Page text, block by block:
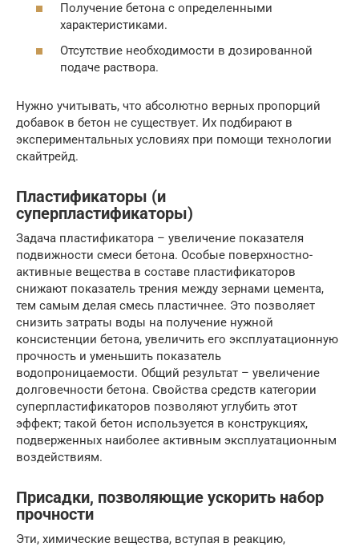
Получение бетона с определенными
характеристиками.
Отсутствие необходимости в дозированной
подаче раствора.
Нужно учитывать, что абсолютно верных пропорций
добавок в бетон не существует. Их подбирают в
экспериментальных условиях при помощи технологии
скайтрейд.
Пластификаторы (и
суперпластификаторы)
Задача пластификатора – увеличение показателя
подвижности смеси бетона. Особые поверхностно-
активные вещества в составе пластификаторов
снижают показатель трения между зернами цемента,
тем самым делая смесь пластичнее. Это позволяет
снизить затраты воды на получение нужной
консистенции бетона, увеличить его эксплуатационную
прочность и уменьшить показатель
водопроницаемости. Общий результат – увеличение
долговечности бетона. Свойства средств категории
суперпластификаторов позволяют углубить этот
эффект; такой бетон используется в конструкциях,
подверженных наиболее активным эксплуатационным
воздействиям.
Присадки, позволяющие ускорить набор
прочности
Эти, химические вещества, вступая в реакцию,